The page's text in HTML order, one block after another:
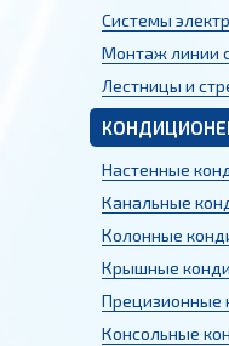
Системы
Монтаж линии
Лестницы и
Настенные
Канальные
Колонные
Крышные
Прецизионные
Консольные